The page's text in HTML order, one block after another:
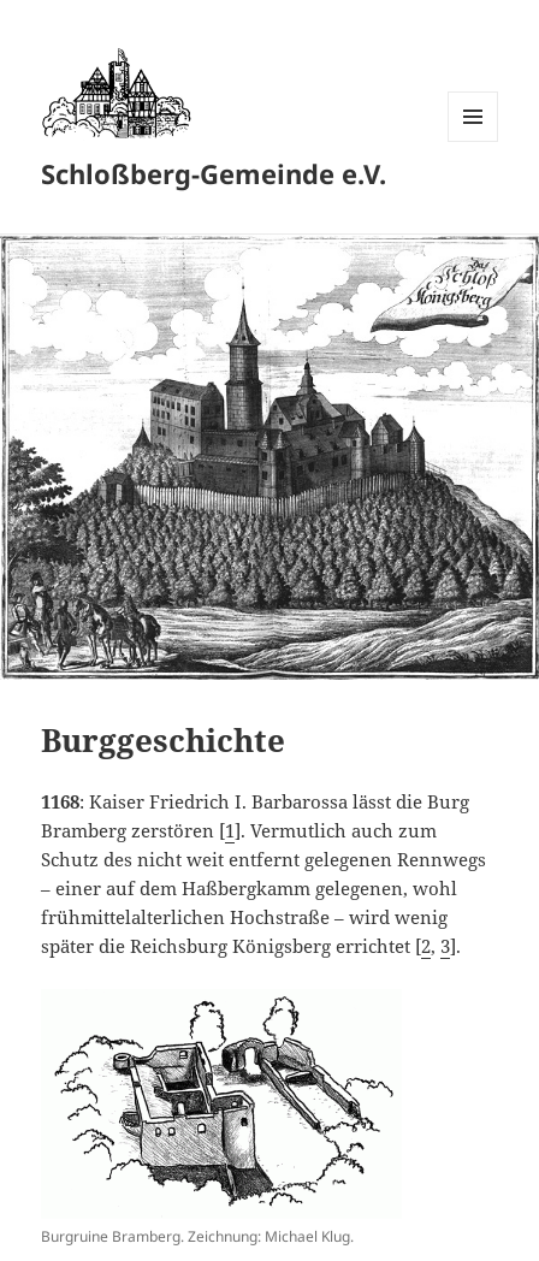
Schloßberg-Gemeinde e.V.
Burggeschichte
1168: Kaiser Friedrich I. Barbarossa lässt die Burg
Bramberg zerstören [1]. Vermutlich auch zum
Schutz des nicht weit entfernt gelegenen Rennwegs
– einer auf dem Haßbergkamm gelegenen, wohl
frühmittelalterlichen Hochstraße – wird wenig
später die Reichsburg Königsberg errichtet [2, 3].
Burgruine Bramberg. Zeichnung: Michael Klug.